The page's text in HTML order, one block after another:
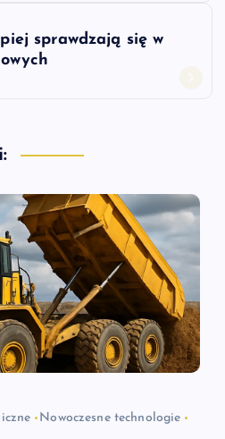
sprawdzają się w
Nowoczesne technologie